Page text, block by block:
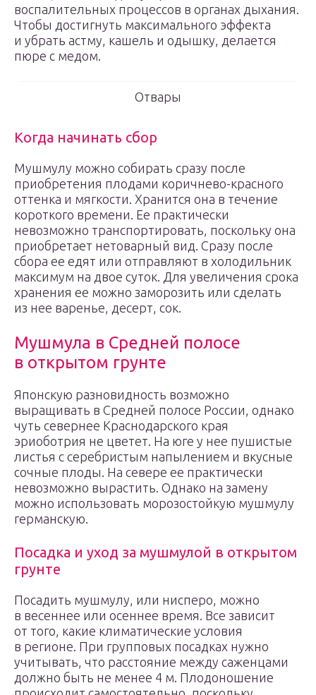
воспалительных процессов в органах дыхания.
Чтобы достигнуть максимального эффекта
и убрать астму, кашель и одышку, делается
пюре с медом.
Отвары
Когда начинать сбор
Мушмулу можно собирать сразу после
приобретения плодами коричнево-красного
оттенка и мягкости. Хранится она в течение
короткого времени. Ее практически
невозможно транспортировать, поскольку она
приобретает нетоварный вид. Сразу после
сбора ее едят или отправляют в холодильник
максимум на двое суток. Для увеличения срока
хранения ее можно заморозить или сделать
из нее варенье, десерт, сок.
Мушмула в Средней полосе
в открытом грунте
Японскую разновидность возможно
выращивать в Средней полосе России, однако
чуть севернее Краснодарского края
эриоботрия не цветет. На юге у нее пушистые
листья с серебристым напылением и вкусные
сочные плоды. На севере ее практически
невозможно вырастить. Однако на замену
можно использовать морозостойкую мушмулу
германскую.
Посадка и уход за мушмулой в открытом
грунте
Посадить мушмулу, или нисперо, можно
в весеннее или осеннее время. Все зависит
от того, какие климатические условия
в регионе. При групповых посадках нужно
учитывать, что расстояние между саженцами
должно быть не менее 4 м. Плодоношение